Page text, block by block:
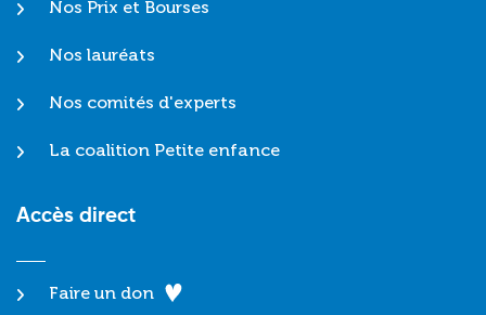
Nos Prix et Bourses
Nos lauréats
Nos comités d'experts
La coalition Petite enfance
Accès direct
Faire un don